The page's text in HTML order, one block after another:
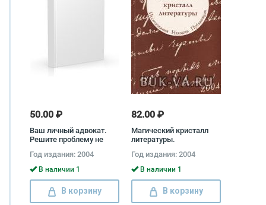
50.00 ₽
Ваш личный адвокат.
Решите проблему не
Людмила Грудцына
Год издания: 2004
В наличии 1
В корзину
82.00 ₽
Магический кристалл
литературы.
публикации
Год издания: 2004
В наличии 1
В корзину